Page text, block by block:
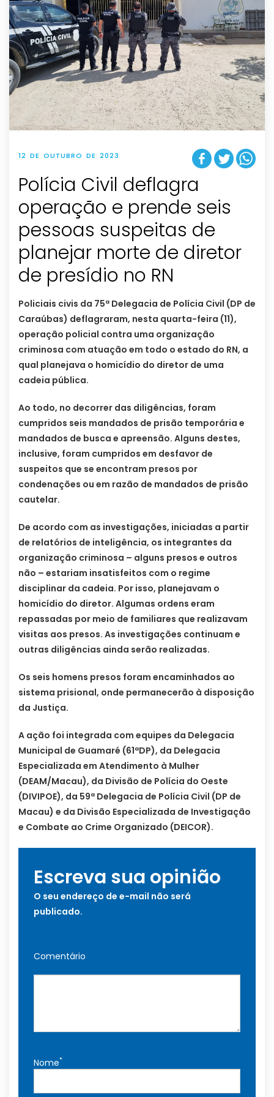
12 DE OUTUBRO DE 2023
Polícia Civil deflagra
operação e prende seis
pessoas suspeitas de
planejar morte de diretor
de presídio no RN
Policiais civis da 75ª Delegacia de Polícia Civil (DP de
Caraúbas) deflagraram, nesta quarta-feira (11),
operação policial contra uma organização
criminosa com atuação em todo o estado do RN, a
qual planejava o homicídio do diretor de uma
cadeia pública.
Ao todo, no decorrer das diligências, foram
cumpridos seis mandados de prisão temporária e
mandados de busca e apreensão. Alguns destes,
inclusive, foram cumpridos em desfavor de
suspeitos que se encontram presos por
condenações ou em razão de mandados de prisão
cautelar.
De acordo com as investigações, iniciadas a partir
de relatórios de inteligência, os integrantes da
organização criminosa – alguns presos e outros
não – estariam insatisfeitos com o regime
disciplinar da cadeia. Por isso, planejavam o
homicídio do diretor. Algumas ordens eram
repassadas por meio de familiares que realizavam
visitas aos presos. As investigações continuam e
outras diligências ainda serão realizadas.
Os seis homens presos foram encaminhados ao
sistema prisional, onde permanecerão à disposição
da Justiça.
A ação foi integrada com equipes da Delegacia
Municipal de Guamaré (61ªDP), da Delegacia
Especializada em Atendimento à Mulher
(DEAM/Macau), da Divisão de Polícia do Oeste
(DIVIPOE), da 59ª Delegacia de Polícia Civil (DP de
Macau) e da Divisão Especializada de Investigação
e Combate ao Crime Organizado (DEICOR).
Escreva sua opinião
O seu endereço de e-mail não será
publicado.
Comentário
Nome*